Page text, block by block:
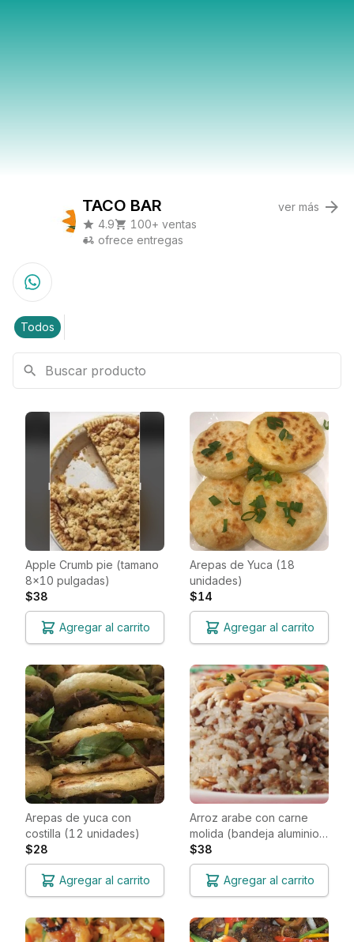
TACO BAR
ver más
4.9
100+ ventas
ofrece entregas
Todos
Apple Crumb pie (tamano
8x10 pulgadas)
$38
Agregar al carrito
Arepas de Yuca (18
unidades)
$14
Agregar al carrito
Arepas de yuca con
costilla (12 unidades)
$28
Agregar al carrito
Arroz arabe con carne
molida (bandeja aluminio
de 10 pulgadas por 8
pulgadas)
$38
Agregar al carrito